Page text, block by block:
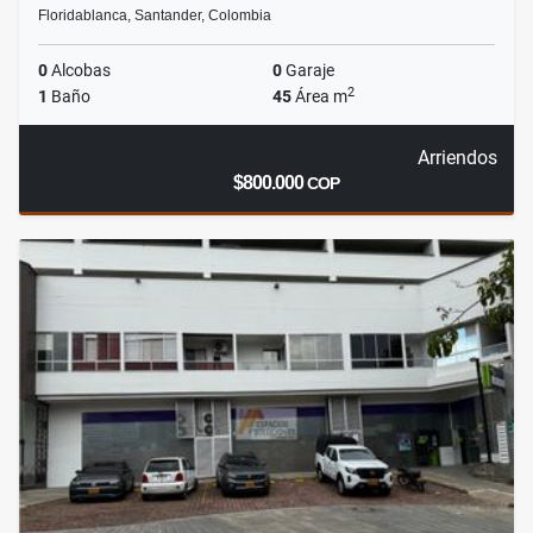
Floridablanca, Santander, Colombia
0Alcobas 0Garaje
1 Baño 45Área m2
Arriendos
$800.000COP